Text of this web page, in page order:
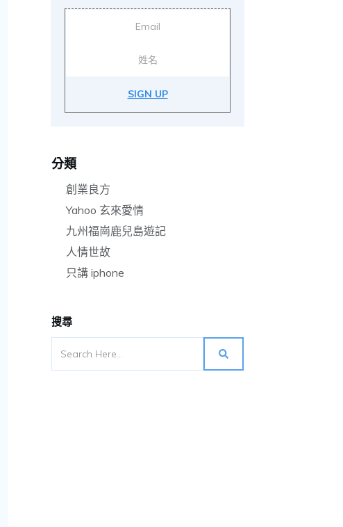
SIGN UP
分類
創業良方
Yahoo 玄來愛情
九州福崗鹿兒島遊記
人情世故
只講 iphone
搜尋